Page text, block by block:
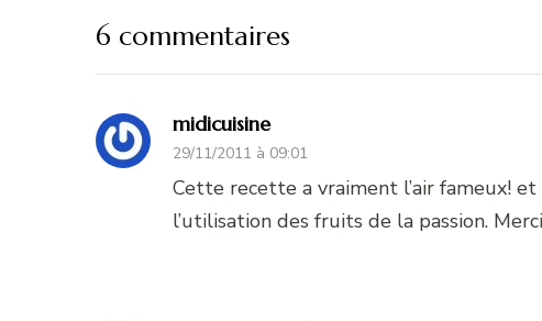
6 commentaires
midicuisine
29/11/2011 à 09:01
Cette recette a vraiment l’air fameux!
l’utilisation des fruits de la passion. Merci